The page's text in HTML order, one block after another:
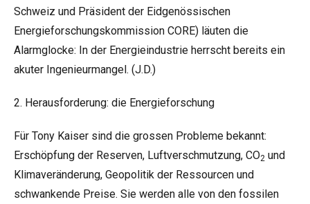
Schweiz und Präsident der Eidgenössischen
Energieforschungskommission CORE) läuten die
Alarmglocke: In der Energieindustrie herrscht bereits ein
akuter Ingenieurmangel. (J.D.)
2. Herausforderung: die Energieforschung
Für Tony Kaiser sind die grossen Probleme bekannt:
Erschöpfung der Reserven, Luftverschmutzung, CO2 und
Klimaveränderung, Geopolitik der Ressourcen und
schwankende Preise. Sie werden alle von den fossilen